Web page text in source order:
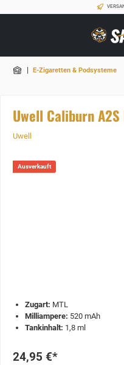
| E-Zigaretten & Podsysteme
Uwell Caliburn
Uwell
Ausverkauft
Zugart: MTL
Milliampere: 520 mAh
Tankinhalt: 1,8 ml
24,95 €*